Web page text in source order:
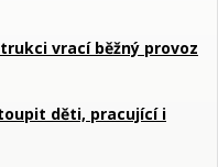
vrací běžný provoz
děti, pracující i